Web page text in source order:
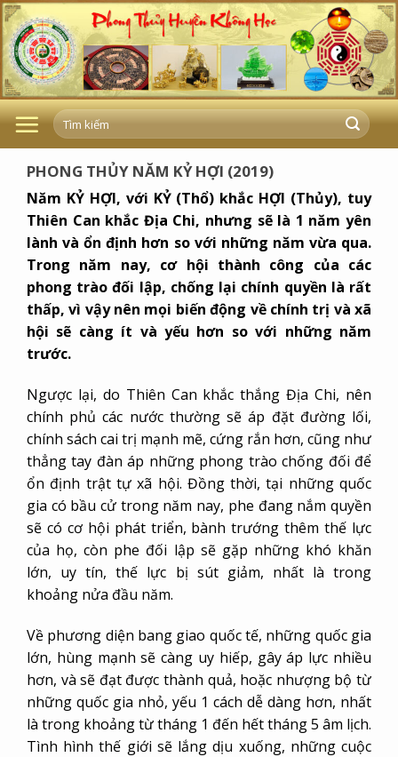
Skip
to
content
PHONG THỦY NĂM KỶ HỢI (2019)
Năm KỶ HỢI, với KỶ (Thổ) khắc HỢI (Thủy), tuy
Thiên Can khắc Địa Chi, nhưng sẽ là 1 năm yên
lành và ổn định hơn so với những năm vừa qua.
Trong năm nay, cơ hội thành công của các
phong trào đối lập, chống lại chính quyền là rất
thấp, vì vậy nên mọi biến động về chính trị và xã
hội sẽ càng ít và yếu hơn so với những năm
trước.
Ngược lại, do Thiên Can khắc thắng Địa Chi, nên
chính phủ các nước thường sẽ áp đặt đường lối,
chính sách cai trị mạnh mẽ, cứng rắn hơn, cũng như
thẳng tay đàn áp những phong trào chống đối để
ổn định trật tự xã hội. Đồng thời, tại những quốc
gia có bầu cử trong năm nay, phe đang nắm quyền
sẽ có cơ hội phát triển, bành trướng thêm thế lực
của họ, còn phe đối lập sẽ gặp những khó khăn
lớn, uy tín, thế lực bị sút giảm, nhất là trong
khoảng nửa đầu năm.
Về phương diện bang giao quốc tế, những quốc gia
lớn, hùng mạnh sẽ càng uy hiếp, gây áp lực nhiều
hơn, và sẽ đạt được thành quả, hoặc nhượng bộ từ
những quốc gia nhỏ, yếu 1 cách dễ dàng hơn, nhất
là trong khoảng từ tháng 1 đến hết tháng 5 âm lịch.
Tình hình thế giới sẽ lắng dịu xuống, những cuộc